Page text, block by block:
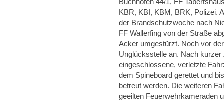
Buchhofen 44/1, FF
KBR, KBI, KBM, BRK, Polizei.
der Brandschutzwoche nach
FF Wallerfing von der Straße
Acker umgestürzt. Noch vor
Unglücksstelle an. Nach
eingeschlossene, verletzte
dem Spineboard gerettet und
betreut werden. Die weiteren
geeilten Feuerwehrkameraden